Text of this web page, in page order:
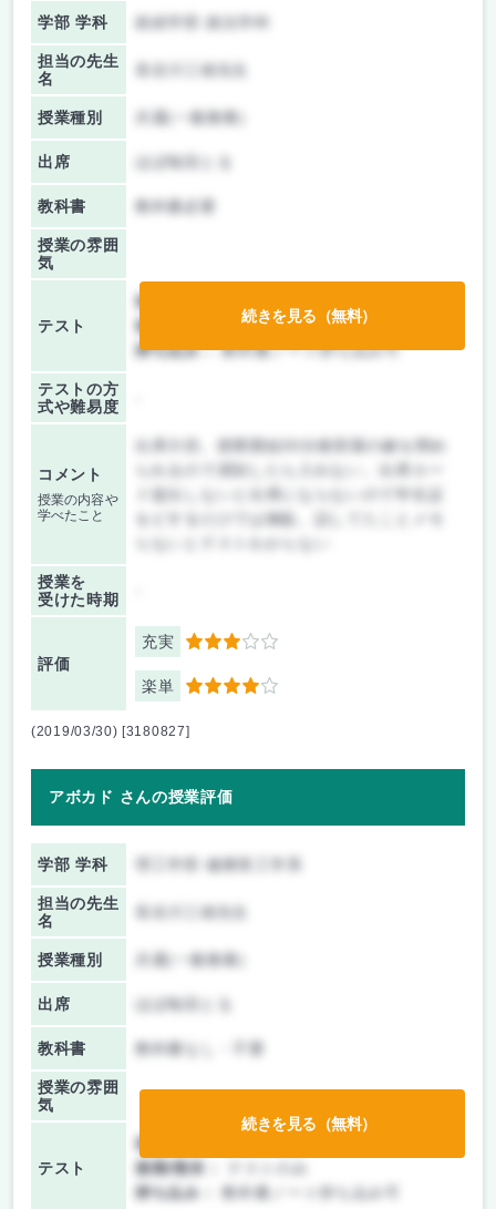
学部 学科 政経学部 政治学科
担当の先生
名
授業種別 共通(一般教養)
出席 ほぼ毎回とる
教科書 教科書必要
授業の雰囲
気
テスト
前期/中間：
後期/期末：
テストのみ
持ち込み：教科書ノート持ち込み可
テストの方
式や難易度
コメント
授業の内容や
学べたこと
出席大切。授業開始30分後部屋の鍵を閉め
をピするだけでは無駄。話してたことメモ
授業を
受けた時期
評価
充実 3
楽単 4
続きを見る（無料）
(2019/03/30) [3180827]
アボカド さんの授業評価
学部 学科 理工学部 健康医工学系
担当の先生
名
授業種別 共通(一般教養)
出席 ほぼ毎回とる
教科書 教科書なし・不要
授業の雰囲
気
テスト
前期/中間：
後期/期末：
持ち込み：
教科書ノート持ち込み可
続きを見る（無料）